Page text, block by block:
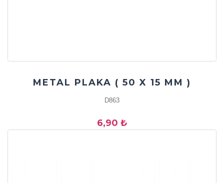
METAL PLAKA ( 50 X 15 MM )
D863
6,90 ₺